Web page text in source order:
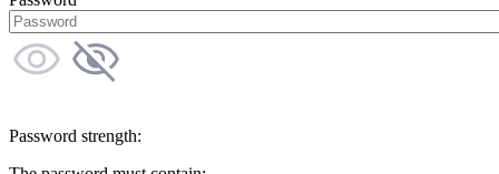
Password strength: